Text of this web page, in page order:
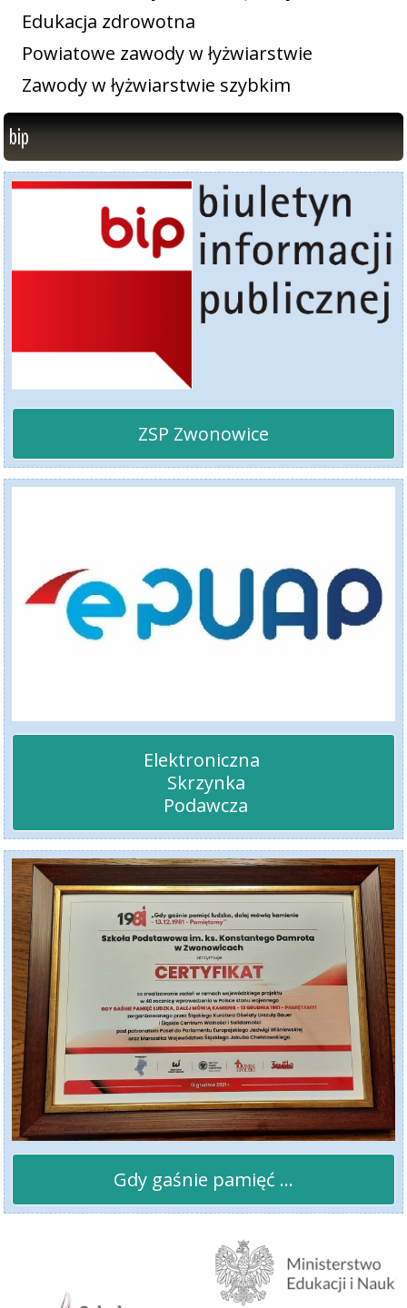
Edukacja zdrowotna
Powiatowe zawody w łyżwiarstwie
Zawody w łyżwiarstwie szybkim
bip
ZSP Zwonowice
Elektroniczna
Podawcza
Gdy gaśnie pamięć ...